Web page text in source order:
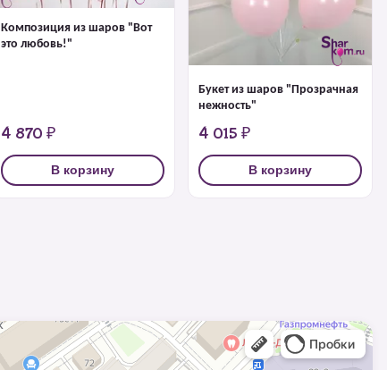
Композиция из шаров "Вот
это любовь!"
4 870 ₽
В корзину
Букет из шаров "Прозрачная
нежность"
4 015 ₽
В корзину